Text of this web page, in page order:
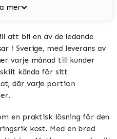
mer
att bli en av de ledande
i Sverige, med leverans av
varje månad till kunder
kända för sitt
där varje portion
en praktisk lösning för den
kost. Med en bred